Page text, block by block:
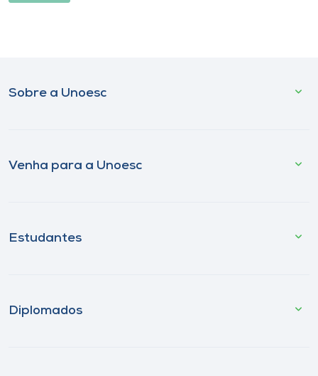
Sobre a Unoesc
Venha para a Unoesc
Estudantes
Diplomados